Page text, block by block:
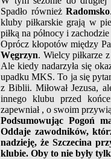
Spadło równieżRadomsko
kluby piłkarskie grają w
piłką na północy i
Oprócz kłopotów między
Węgrzyn. Wielcy piłkarze
Ale kiedy nadarzyła się
upadku MKS. To ja się
z Biblii. Miłował Jezusa,
innego klubu przed
zapewniał , o swoim
Podsumowując Pogoń
Oddaje zawodników,
nadzieję, że Szczecina
klubie. Oby to nie były